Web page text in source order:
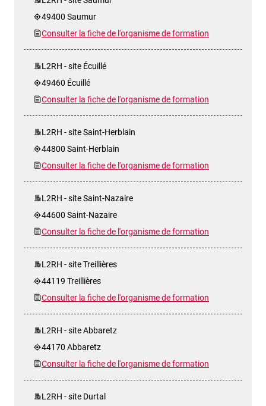
49400 Saumur
Consulter la fiche de l'organisme de formation
L2RH - site Écuillé
49460 Écuillé
Consulter la fiche de l'organisme de formation
L2RH - site Saint-Herblain
44800 Saint-Herblain
Consulter la fiche de l'organisme de formation
L2RH - site Saint-Nazaire
44600 Saint-Nazaire
Consulter la fiche de l'organisme de formation
L2RH - site Treillières
44119 Treillières
Consulter la fiche de l'organisme de formation
L2RH - site Abbaretz
44170 Abbaretz
Consulter la fiche de l'organisme de formation
L2RH - site Durtal